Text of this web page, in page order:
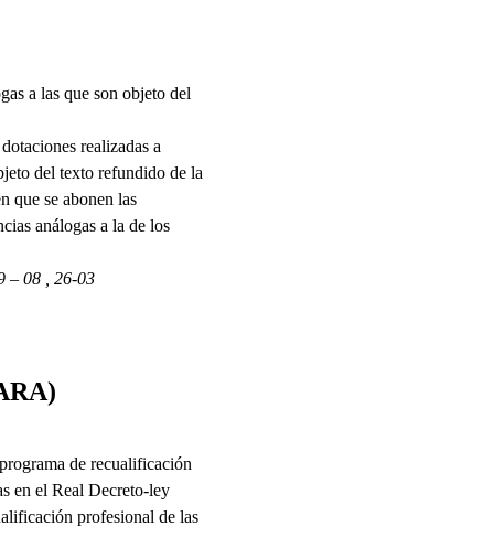
a las que son objeto del
realizadas a
del texto refundido de la
que se abonen las
análogas a la de los
– 08 , 26-03
de recualificación
en el Real Decreto-ley
profesional de las